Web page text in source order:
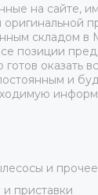
на сайте,
оригинальной
складом в
позиции
оказать
и
и прочее
приставки